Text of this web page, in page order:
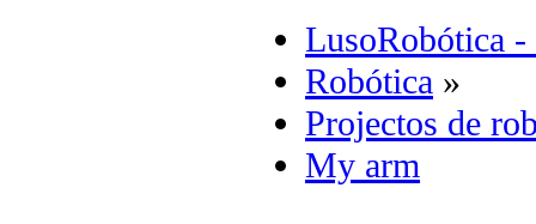
LusoRobótica -
Robótica »
Projectos de
My arm